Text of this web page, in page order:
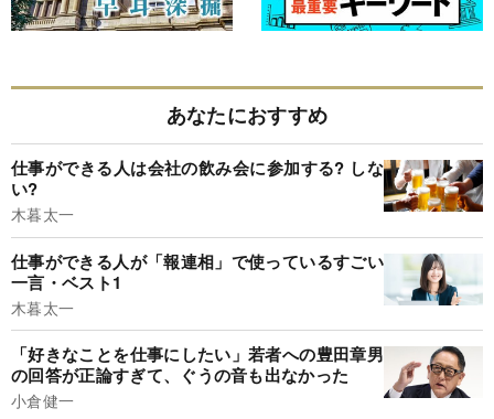
あなたにおすすめ
仕事ができる人は会社の飲み会に参加する? しな
い?
木暮太一
仕事ができる人が「報連相」で使っているすごい
一言・ベスト1
木暮太一
「好きなことを仕事にしたい」若者への豊田章男
の回答が正論すぎて、ぐうの音も出なかった
小倉健一